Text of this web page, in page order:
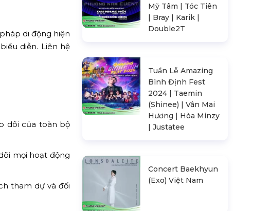
di động hiện
diễn. Liên hệ
dõi của toàn bộ
mọi hoạt động
tham dự và đối
Mỹ Tâm | Tóc Tiên
| Bray | Karik |
Double2T
Tuần Lễ Amazing
Bình Định Fest
2024 | Taemin
(Shinee) | Vân Mai
Hương | Hòa Minzy
| Justatee
Concert Baekhyun
(Exo) Việt Nam